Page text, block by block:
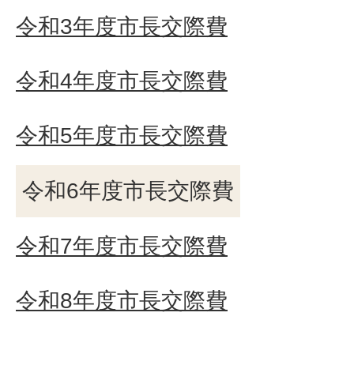
令和3年度市長交際費
令和4年度市長交際費
令和5年度市長交際費
令和6年度市長交際費
令和7年度市長交際費
令和8年度市長交際費